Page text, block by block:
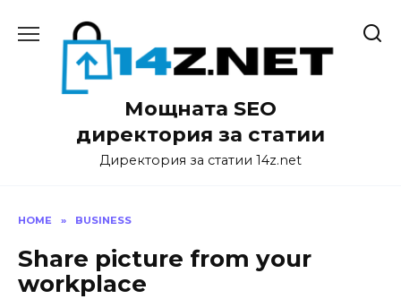
Мощната SEO
директория за статии
Директория за статии 14z.net
HOME » BUSINESS
Share picture from your
workplace